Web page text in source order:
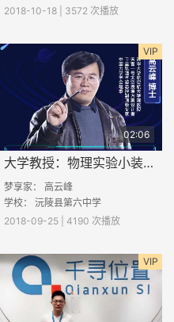
2018-10-18 | 3572 次播放
VIP
02:06
大学教授：物理实验小装置演示与制作
梦享家： 高云峰
学校： 沅陵县第六中学
2018-09-25 | 4190 次播放
VIP